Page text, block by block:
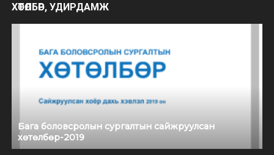
ХӨТӨЛБӨР, УДИРДАМЖ
Бага боловсролын сургалтын сайжруулсан
хөтөлбөр-2019